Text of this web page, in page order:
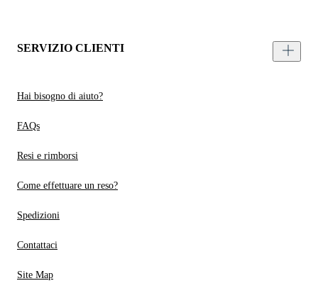
SERVIZIO CLIENTI
Hai bisogno di aiuto?
FAQs
Resi e rimborsi
Come effettuare un reso?
Spedizioni
Contattaci
Site Map